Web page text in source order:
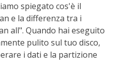
spiegato cos'è il
e la differenza tra i
all". Quando hai eseguito
pulito sul tuo disco,
i dati e la partizione